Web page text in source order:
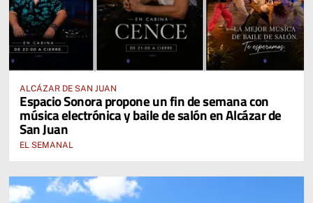
ALCÁZAR DE SAN JUAN
Espacio Sonora propone un fin de semana con
música electrónica y baile de salón en Alcázar de
San Juan
EL SEMANAL